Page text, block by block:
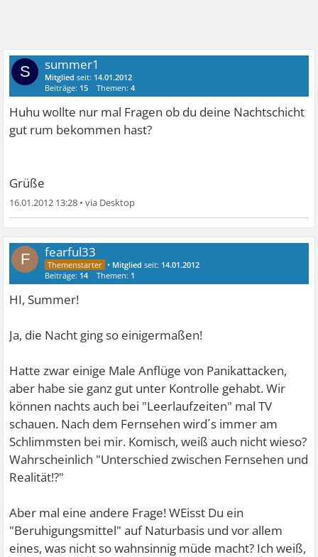
S summer1
Mitglied seit: 14.01.2012
Beiträge: 15 Themen:4
Huhu wollte nur mal Fragen ob du deine Nachtschicht
gut rum bekommen hast?
Grüße
16.01.2012 13:28 •
F fearful33
• Mitglied seit: 14.01.2012
Beiträge: 14 Themen: 1
HI, Summer!
Ja, die Nacht ging so einigermaßen!
Hatte zwar einige Male Anflüge von Panikattacken,
aber habe sie ganz gut unter Kontrolle gehabt. Wir
können nachts auch bei "Leerlaufzeiten" mal TV
schauen. Nach dem Fernsehen wird´s immer am
Schlimmsten bei mir. Komisch, weiß auch nicht wieso?
Wahrscheinlich "Unterschied zwischen Fernsehen und
Realität!?"
Aber mal eine andere Frage! WEisst Du ein
"Beruhigungsmittel" auf Naturbasis und vor allem
eines, was nicht so wahnsinnig müde macht? Ich weiß,